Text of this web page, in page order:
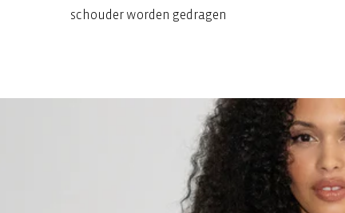
schouder worden gedragen